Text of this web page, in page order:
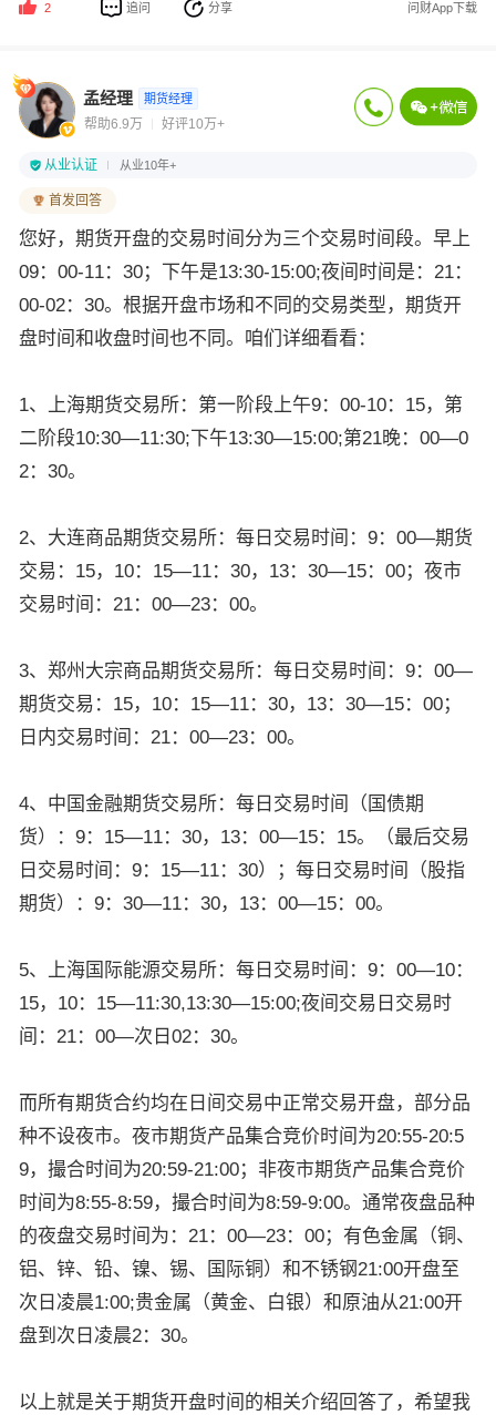
2 追问 分享 问财App下载
孟经理 期货经理
帮助6.9万 好评10万+
从业认证 从业10年+
首发回答
您好，期货开盘的交易时间分为三个交易时间段。早上
09：00-11：30；下午是13:30-15:00;夜间时间是：21：
00-02：30。根据开盘市场和不同的交易类型，期货开
盘时间和收盘时间也不同。咱们详细看看：
1、上海期货交易所：第一阶段上午9：00-10：15，第
二阶段10:30—11:30;下午13:30—15:00;第21晚：00—0
2：30。
2、大连商品期货交易所：每日交易时间：9：00—期货
交易：15，10：15—11：30，13：30—15：00；夜市
交易时间：21：00—23：00。
3、郑州大宗商品期货交易所：每日交易时间：9：00—
期货交易：15，10：15—11：30，13：30—15：00；
日内交易时间：21：00—23：00。
4、中国金融期货交易所：每日交易时间（国债期
货）：9：15—11：30，13：00—15：15。（最后交易
日交易时间：9：15—11：30）；每日交易时间（股指
期货）：9：30—11：30，13：00—15：00。
5、上海国际能源交易所：每日交易时间：9：00—10：
15，10：15—11:30,13:30—15:00;夜间交易日交易时
间：21：00—次日02：30。
而所有期货合约均在日间交易中正常交易开盘，部分品
种不设夜市。夜市期货产品集合竞价时间为20:55-20:5
9，撮合时间为20:59-21:00；非夜市期货产品集合竞价
时间为8:55-8:59，撮合时间为8:59-9:00。通常夜盘品种
的夜盘交易时间为：21：00—23：00；有色金属（铜、
铝、锌、铅、镍、锡、国际铜）和不锈钢21:00开盘至
次日凌晨1:00;贵金属（黄金、白银）和原油从21:00开
盘到次日凌晨2：30。
以上就是关于期货开盘时间的相关介绍回答了，希望我